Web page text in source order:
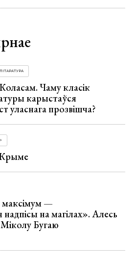
ЛІТАРАТУРА
Чаму класік
карыстаўся
уласнага прозвішча?
Крыме
максімум —
на магілах». Алесь
Міколу Бугаю